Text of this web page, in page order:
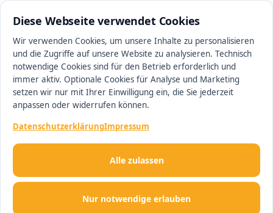
Diese Webseite verwendet Cookies
Wir verwenden Cookies, um unsere Inhalte zu personalisieren
und die Zugriffe auf unsere Website zu analysieren. Technisch
notwendige Cookies sind für den Betrieb erforderlich und
immer aktiv. Optionale Cookies für Analyse und Marketing
setzen wir nur mit Ihrer Einwilligung ein, die Sie jederzeit
anpassen oder widerrufen können.
DatenschutzerklärungImpressum
Nur notwendige erlauben
Alle zulassen